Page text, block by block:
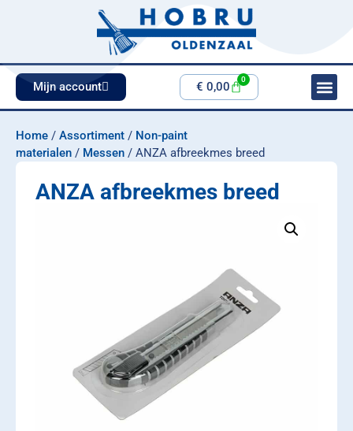
Mijn account € 0,00
0
Home / Assortiment / Non-paint
materialen / Messen / ANZA afbreekmes breed
ANZA afbreekmes breed